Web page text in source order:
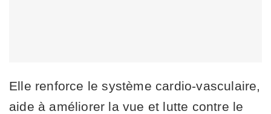
Elle renforce le système cardio-vasculaire,
aide à améliorer la vue et lutte contre le